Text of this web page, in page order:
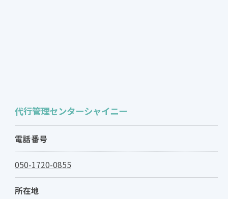
代行管理センターシャイニー
電話番号
050-1720-0855
所在地